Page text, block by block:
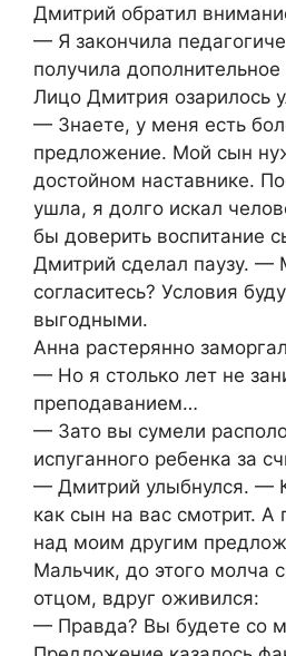
Дмитрий обратил
— Я закончила
получила
Лицо Дмитрия озарилось
— Знаете, у меня есть
предложение. Мой сын
достойном наставнике.
ушла, я долго искал
бы доверить воспитание
Дмитрий сделал паузу. —
согласитесь? Условия
выгодными.
Анна растерянно
— Но я столько лет не
преподаванием…
— Зато вы сумели
испуганного ребенка за
— Дмитрий улыбнулся. —
как сын на вас смотрит. А
над моим другим
Мальчик, до этого молча
отцом, вдруг оживился:
— Правда? Вы будете со